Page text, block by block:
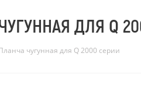
ДЛЯ Q
чугунная для Q 2000 серии